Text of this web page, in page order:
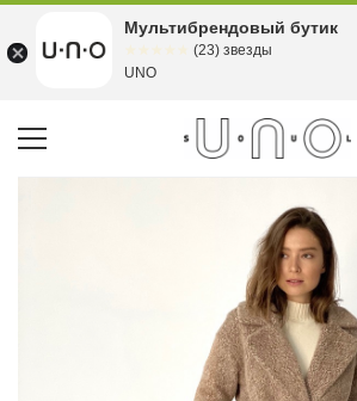
Мультибрендовый бутик
(23) звезды
UNO